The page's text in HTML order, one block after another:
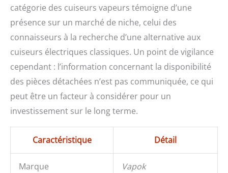
catégorie des cuiseurs vapeurs témoigne d’une
présence sur un marché de niche, celui des
connaisseurs à la recherche d’une alternative aux
cuiseurs électriques classiques. Un point de vigilance
cependant : l’information concernant la disponibilité
des pièces détachées n’est pas communiquée, ce qui
peut être un facteur à considérer pour un
investissement sur le long terme.
Caractéristique Détail
Marque Vapok